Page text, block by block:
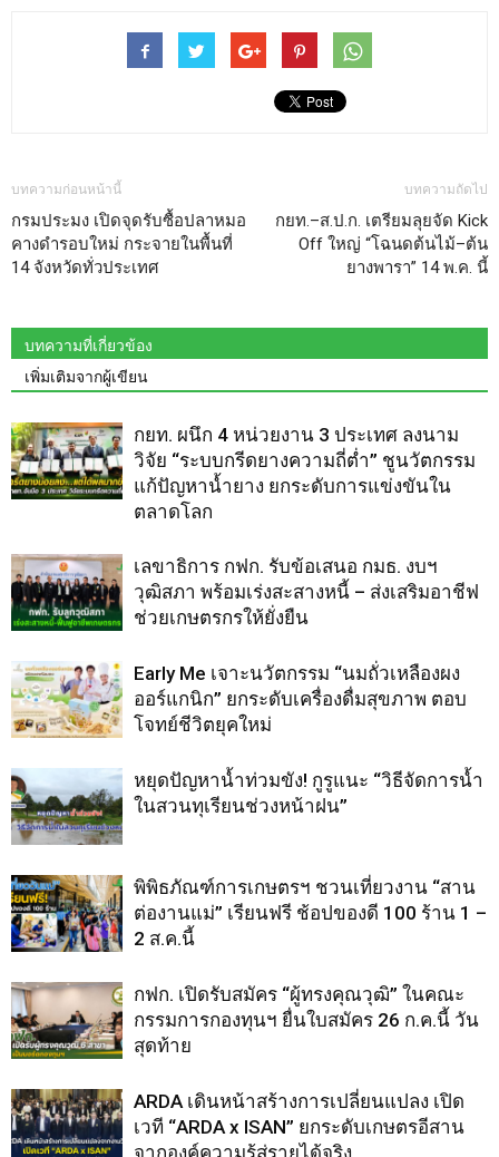
บทความก่อนหน้านี้
กรมประมง เปิดจุดรับซื้อปลาหมอ
คางดำรอบใหม่ กระจายในพื้นที่
14 จังหวัดทั่วประเทศ
บทความถัดไป
กยท.–ส.ป.ก. เตรียมลุยจัด Kick
Off ใหญ่ “โฉนดต้นไม้–ต้น
ยางพารา” 14 พ.ค. นี้
บทความที่เกี่ยวข้อง
เพิ่มเติมจากผู้เขียน
กยท. ผนึก 4 หน่วยงาน 3 ประเทศ ลงนาม
วิจัย “ระบบกรีดยางความถี่ต่ำ” ชูนวัตกรรม
แก้ปัญหาน้ำยาง ยกระดับการแข่งขันใน
ตลาดโลก
เลขาธิการ กฟก. รับข้อเสนอ กมธ. งบฯ
วุฒิสภา พร้อมเร่งสะสางหนี้ – ส่งเสริมอาชีฟ
ช่วยเกษตรกรให้ยั่งยืน
Early Me เจาะนวัตกรรม “นมถั่วเหลืองผง
ออร์แกนิก” ยกระดับเครื่องดื่มสุขภาพ ตอบ
โจทย์ชีวิตยุคใหม่
หยุดปัญหาน้ำท่วมขัง! กูรูแนะ “วิธีจัดการน้ำ
ในสวนทุเรียนช่วงหน้าฝน”
พิพิธภัณฑ์การเกษตรฯ ชวนเที่ยวงาน “สาน
ต่องานแม่” เรียนฟรี ช้อปของดี 100 ร้าน 1 –
2 ส.ค.นี้
กฟก. เปิดรับสมัคร “ผู้ทรงคุณวุฒิ” ในคณะ
กรรมการกองทุนฯ ยื่นใบสมัคร 26 ก.ค.นี้ วัน
สุดท้าย
ARDA เดินหน้าสร้างการเปลี่ยนแปลง เปิด
เวที “ARDA x ISAN” ยกระดับเกษตรอีสาน